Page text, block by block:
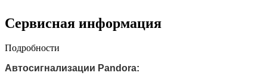
Сервисная информация
Подробности
Автосигнализации Pandora: